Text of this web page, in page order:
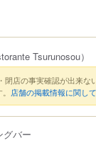
Tsurunosou）
閉店の事実確認が出来な
店舗の掲載情報に関して
グバー